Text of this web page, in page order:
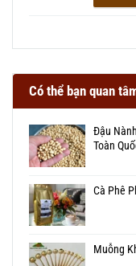
Có thể bạn quan
Đậu
Toàn
Cà Phê
Muỗng